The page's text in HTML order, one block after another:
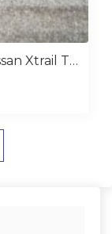
Κεντρικός Διακόπτης Παραθύρων Nissan Xtrail T30